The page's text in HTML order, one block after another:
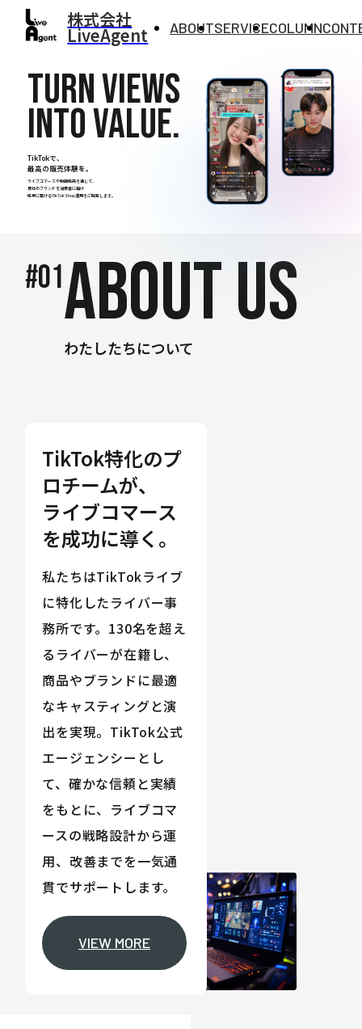
株式会社
LiveAgent ABOUTSERVICECOLUMN
Turn views
into value.
TikTokで、
最高の販売体験を。
ライブコマースや動画販売を通じて、
貴社のブランドを消費者に届け
成果に繋げるTikTokShop運用をご提案します。
#01ABOUT US
わたしたちについて
TikTok特化のプ
ロチームが、
ライブコマース
を成功に導く。
私たちはTikTokライブ
に特化したライバー事
務所です。130名を超え
るライバーが在籍し、
商品やブランドに最適
なキャスティングと演
出を実現。TikTok公式
エージェンシーとし
て、確かな信頼と実績
をもとに、ライブコマ
ースの戦略設計から運
用、改善までを一気通
貫でサポートします。
VIEW MORE